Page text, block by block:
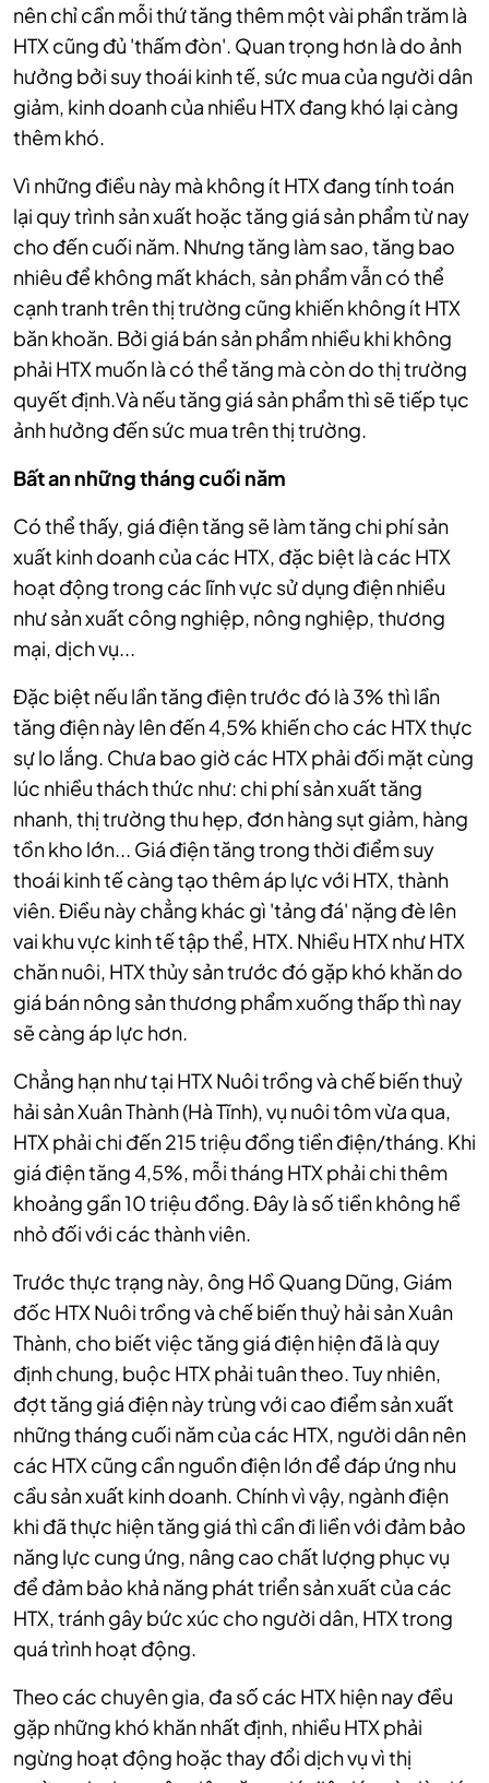
nên chỉ cần mỗi thứ tăng thêm một vài phần trăm là
HTX cũng đủ 'thấm đòn'. Quan trọng hơn là do ảnh
hưởng bởi suy thoái kinh tế, sức mua của người dân
giảm, kinh doanh của nhiều HTX đang khó lại càng
thêm khó.
Vì những điều này mà không ít HTX đang tính toán
lại quy trình sản xuất hoặc tăng giá sản phẩm từ nay
cho đến cuối năm. Nhưng tăng làm sao, tăng bao
nhiêu để không mất khách, sản phẩm vẫn có thể
cạnh tranh trên thị trường cũng khiến không ít HTX
băn khoăn. Bởi giá bán sản phẩm nhiều khi không
phải HTX muốn là có thể tăng mà còn do thị trường
quyết định.Và nếu tăng giá sản phẩm thì sẽ tiếp tục
ảnh hưởng đến sức mua trên thị trường.
Bất an những tháng cuối năm
Có thể thấy, giá điện tăng sẽ làm tăng chi phí sản
xuất kinh doanh của các HTX, đặc biệt là các HTX
hoạt động trong các lĩnh vực sử dụng điện nhiều
như sản xuất công nghiệp, nông nghiệp, thương
mại, dịch vụ...
Đặc biệt nếu lần tăng điện trước đó là 3% thì lần
tăng điện này lên đến 4,5% khiến cho các HTX thực
sự lo lắng. Chưa bao giờ các HTX phải đối mặt cùng
lúc nhiều thách thức như: chi phí sản xuất tăng
nhanh, thị trường thu hẹp, đơn hàng sụt giảm, hàng
tồn kho lớn... Giá điện tăng trong thời điểm suy
thoái kinh tế càng tạo thêm áp lực với HTX, thành
viên. Điều này chẳng khác gì 'tảng đá' nặng đè lên
vai khu vực kinh tế tập thể, HTX. Nhiều HTX như HTX
chăn nuôi, HTX thủy sản trước đó gặp khó khăn do
giá bán nông sản thương phẩm xuống thấp thì nay
sẽ càng áp lực hơn.
Chẳng hạn như tại HTX Nuôi trồng và chế biến thuỷ
hải sản Xuân Thành (Hà Tĩnh), vụ nuôi tôm vừa qua,
HTX phải chi đến 215 triệu đồng tiền điện/tháng. Khi
giá điện tăng 4,5%, mỗi tháng HTX phải chi thêm
khoảng gần 10 triệu đồng. Đây là số tiền không hề
nhỏ đối với các thành viên.
Trước thực trạng này, ông Hồ Quang Dũng, Giám
đốc HTX Nuôi trồng và chế biến thuỷ hải sản Xuân
Thành, cho biết việc tăng giá điện hiện đã là quy
định chung, buộc HTX phải tuân theo. Tuy nhiên,
đợt tăng giá điện này trùng với cao điểm sản xuất
những tháng cuối năm của các HTX, người dân nên
các HTX cũng cần nguồn điện lớn để đáp ứng nhu
cầu sản xuất kinh doanh. Chính vì vậy, ngành điện
khi đã thực hiện tăng giá thì cần đi liền với đảm bảo
năng lực cung ứng, nâng cao chất lượng phục vụ
để đảm bảo khả năng phát triển sản xuất của các
HTX, tránh gây bức xúc cho người dân, HTX trong
quá trình hoạt động.
Theo các chuyên gia, đa số các HTX hiện nay đều
gặp những khó khăn nhất định, nhiều HTX phải
ngừng hoạt động hoặc thay đổi dịch vụ vì thị